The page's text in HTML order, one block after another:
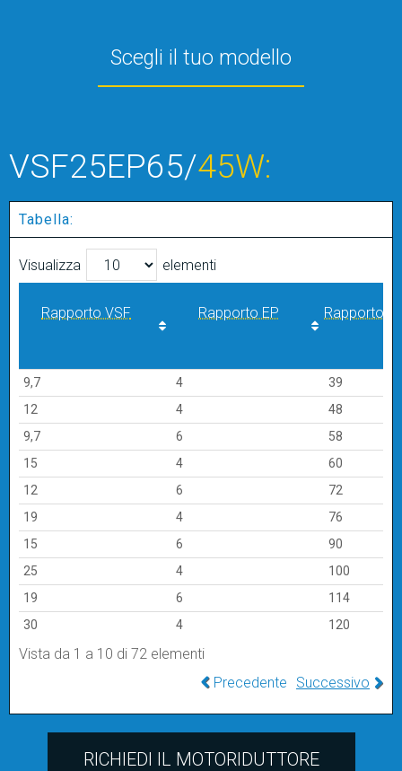
Scegli il tuo modello
VSF25EP65/45W:
Tabella:
Visualizza elementi
Rapporto VSF Rapporto EP Rapporto di
Rapporto
9,7 4
39
12
4
48
9,7
6
58
15
4
60
12
6
72
19
4
76
15
6
90
25
4
100
19
6
114
30
4 120
Vista da 1 a 10 di 72 elementi
Precedente
Successivo
RICHIEDI IL MOTORIDUTTORE